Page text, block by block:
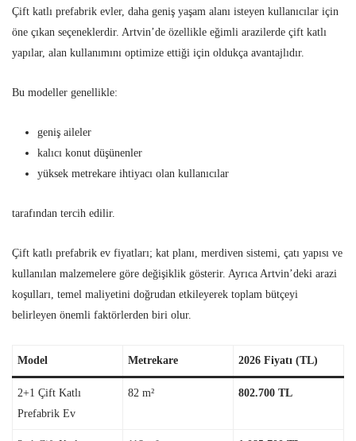
Çift katlı prefabrik evler, daha geniş yaşam alanı isteyen kullanıcılar için
öne çıkan seçeneklerdir. Artvin’de özellikle eğimli arazilerde çift katlı
yapılar, alan kullanımını optimize ettiği için oldukça avantajlıdır.
Bu modeller genellikle:
geniş aileler
kalıcı konut düşünenler
yüksek metrekare ihtiyacı olan kullanıcılar
tarafından tercih edilir.
Çift katlı prefabrik ev fiyatları; kat planı, merdiven sistemi, çatı yapısı ve
kullanılan malzemelere göre değişiklik gösterir. Ayrıca Artvin’deki arazi
koşulları, temel maliyetini doğrudan etkileyerek toplam bütçeyi
belirleyen önemli faktörlerden biri olur.
Model Metrekare 2026 Fiyatı (TL)
2+1 Çift Katlı
Prefabrik Ev
82 m² 802.700 TL